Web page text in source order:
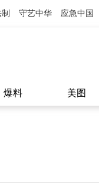
守艺中华 应急中国
爆料 美图